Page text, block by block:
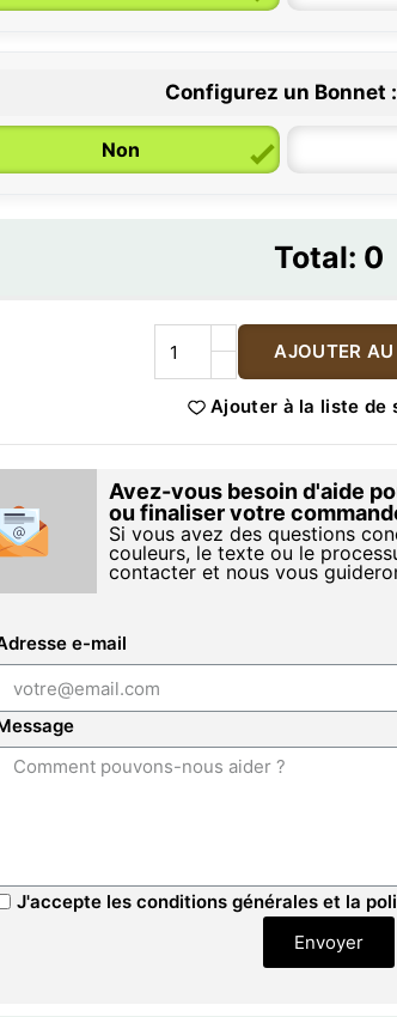
Configurez un Bonnet :
Non
Total: 0
AJOUTER AU
Ajouter à la liste de
Avez-vous besoin d'aide
ou finaliser votre
Si vous avez des questions
couleurs, le texte ou le
contacter et nous vous
e-mail
J'accepte les conditions générales et la
Envoyer